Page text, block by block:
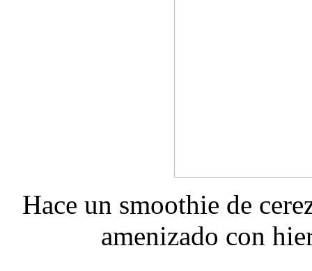
Hace un smoothie de
amenizado con